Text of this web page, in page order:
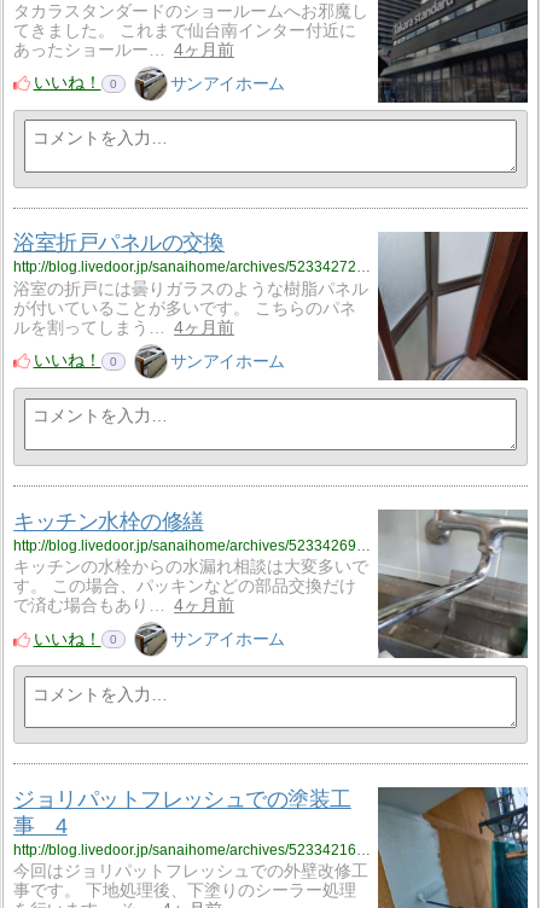
タカラスタンダードのショールームへお邪魔し
てきました。 これまで仙台南インター付近に
あったショールー…
4ヶ月前
いいね！
0 サンアイホーム
浴室折戸パネルの交換
http://blog.livedoor.jp/sanaihome/archives/52334272.html
浴室の折戸には曇りガラスのような樹脂パネル
が付いていることが多いです。 こちらのパネ
ルを割ってしまう…
4ヶ月前
いいね！
0 サンアイホーム
キッチン水栓の修繕
キッチンの水栓からの水漏れ相談は大変多いで
す。 この場合、パッキンなどの部品交換だけ
で済む場合もあり…
4ヶ月前
いいね！
0 サンアイホーム
ジョリパットフレッシュでの塗装工
事 4
今回はジョリパットフレッシュでの外壁改修工
事です。 下地処理後、下塗りのシーラー処理